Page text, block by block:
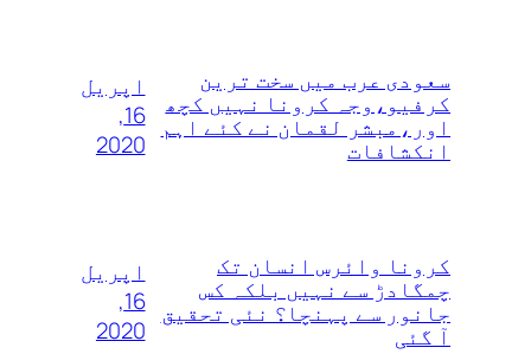
سعودی عرب میں سخت ترین
کرفیو،وجہ کرونا نہیں کچھ
اور،مبشر لقمان نے کئے اہم
انکشافات
اپریل
16,
2020
کرونا وائرس انسان تک
چمگادڑ سے نہیں بلکہ کس
جانور سے پہنچا؟ نئی تحقیق
آ گئی
اپریل
16,
2020